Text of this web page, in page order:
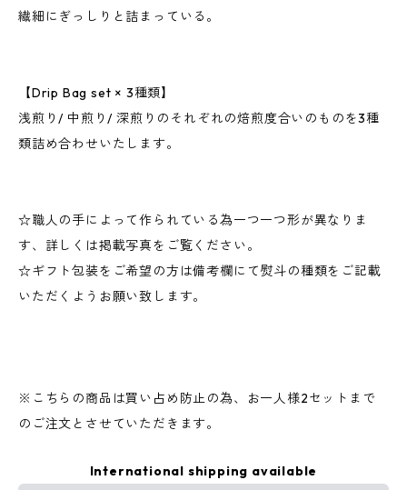
繊細にぎっしりと詰まっている。
【Drip Bag set × 3種類】
浅煎り/ 中煎り/ 深煎りのそれぞれの焙煎度合いのものを3種
類詰め合わせいたします。
☆職人の手によって作られている為一つ一つ形が異なりま
す、詳しくは掲載写真をご覧ください。
☆ギフト包装をご希望の方は備考欄にて熨斗の種類をご記載
いただくようお願い致します。
※こちらの商品は買い占め防止の為、お一人様2セットまで
のご注文とさせていただきます。
International shipping available